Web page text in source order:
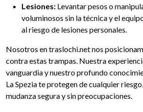
Lesiones: Levantar pesos o
voluminosos sin la técnica y el
al riesgo de lesiones personales.
Nosotros en traslochi.net nos
contra estas trampas. Nuestra
vanguardia y nuestro profundo
La Spezia te protegen de cualquier
mudanza segura y sin preocupaciones.